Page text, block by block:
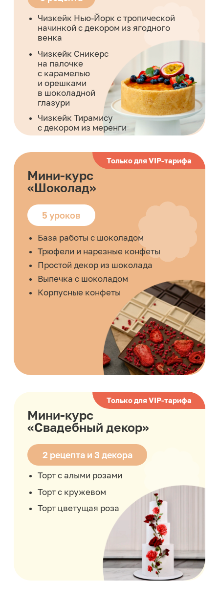
Ваниль-клубника
Матча-фисташка
Мини-курс
«Мадлен»
3 рецепта
Ореховый торт
Вишня/шоколад
Мини-курс
«Бенто-торты»
5 вкусов
Нутелла-шоколад
Лимон-ваниль
Фисташка-малина
Кокос-манго-маракуйя
Мини-курс
«Моти»
5 вкусов